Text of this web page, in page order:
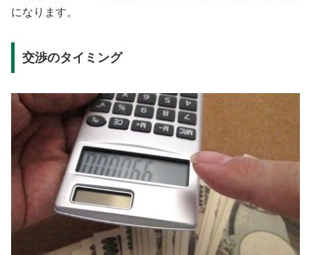
になります。
交渉のタイミング